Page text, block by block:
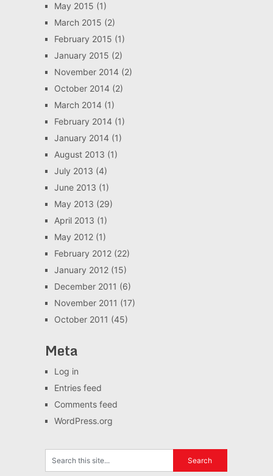
May 2015 (1)
March 2015 (2)
February 2015 (1)
January 2015 (2)
November 2014(2)
October 2014(2)
March 2014(1)
February 2014(1)
January 2014(1)
August 2013 (1)
July 2013 (4)
June 2013 (1)
May 2013 (29)
April 2013 (1)
May 2012(1)
February 2012(22)
January 2012(15)
December 2011 (6)
November 2011 (17)
October 2011 (45)
Meta
Log in
Entries feed
Comments feed
WordPress.org